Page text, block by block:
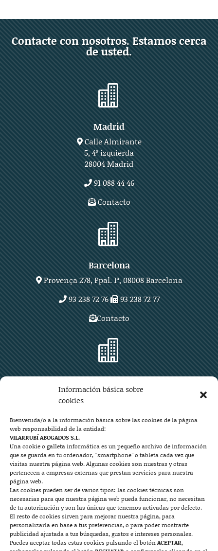
Información básica sobre
cookies
Bienvenida/o a la información básica sobre las cookies de la página
web responsabilidad de la entidad:
VILARRUBÍ ABOGADOS S.L.
Una cookie o galleta informática es un pequeño archivo de información
que se guarda en tu ordenador, “smartphone” o tableta cada vez que
visitas nuestra página web. Algunas cookies son nuestras y otras
pertenecen a empresas externas que prestan servicios para nuestra
página web.
Las cookies pueden ser de varios tipos: las cookies técnicas son
necesarias para que nuestra página web pueda funcionar, no necesitan
de tu autorización y son las únicas que tenemos activadas por defecto.
El resto de cookies sirven para mejorar nuestra página, para
personalizarla en base a tus preferencias, o para poder mostrarte
publicidad ajustada a tus búsquedas, gustos e intereses personales.
Puedes aceptar todas estas cookies pulsando el botónACEPTAR,
Contacte con nosotros. Estamos cerca
de usted.

Madrid
Calle Almirante
5, 4º izquierda
28004 Madrid
91 088 44 46
Contacto

Barcelona
Provença 278, Ppal. 1ª, 08008 Barcelona
93 238 72 76
93 238 72 77
Contacto

Plaza Aragón 10, planta 11ª, 50004 Zaragoza
Contacto

Mallorca
Josep Pla, n°6, 07400 Alcudia (Mallorca)
722 131 870
Contacto